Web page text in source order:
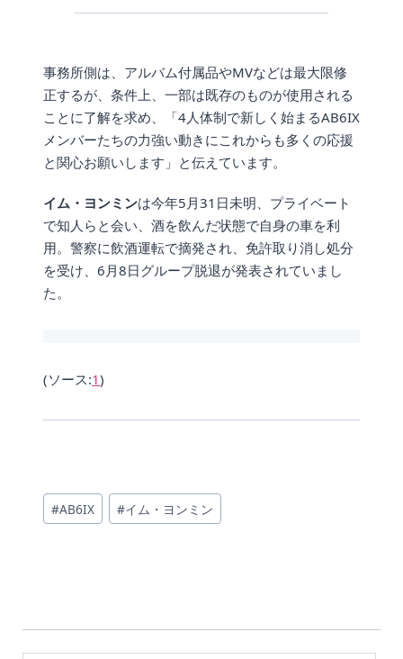
事務所側は、アルバム付属品やMVなどは最大限修
正するが、条件上、一部は既存のものが使用される
ことに了解を求め、「4人体制で新しく始まるAB6IX
メンバーたちの力強い動きにこれからも多くの応援
と関心お願いします」と伝えています。
イム・ヨンミンは今年5月31日未明、プライベート
で知人らと会い、酒を飲んだ状態で自身の車を利
用。警察に飲酒運転で摘発され、免許取り消し処分
を受け、6月8日グループ脱退が発表されていまし
た。
(ソース:1)
投
稿
#AB6IX #イム・ヨンミン